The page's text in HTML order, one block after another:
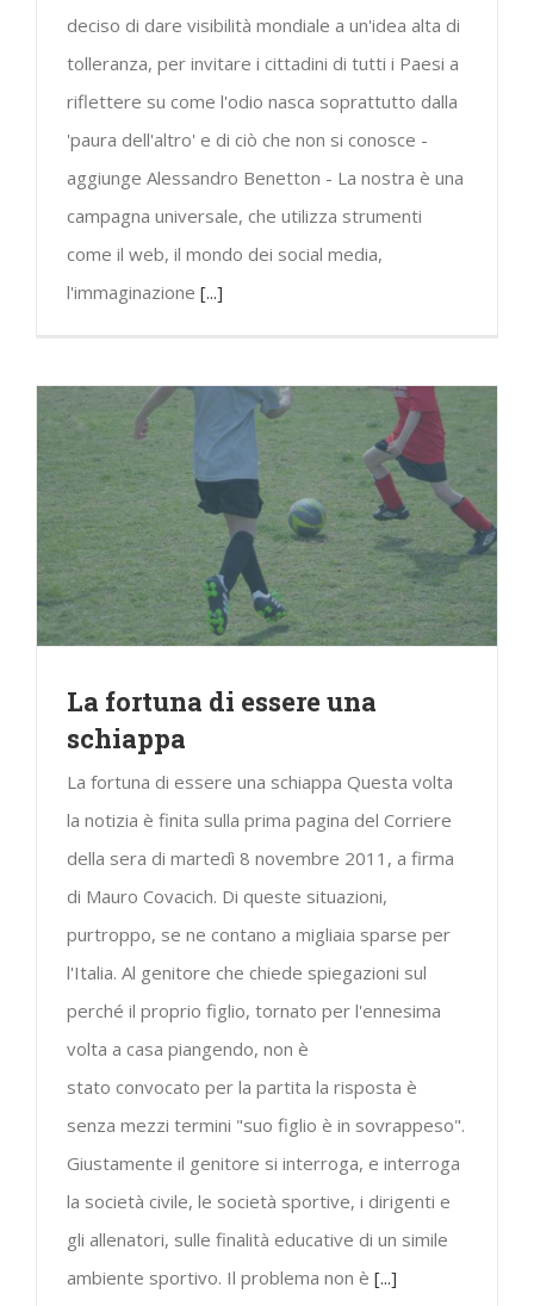
deciso di dare visibilità mondiale a un'idea alta di
tolleranza, per invitare i cittadini di tutti i Paesi a
riflettere su come l'odio nasca soprattutto dalla
'paura dell'altro' e di ciò che non si conosce -
aggiunge Alessandro Benetton - La nostra è una
campagna universale, che utilizza strumenti
come il web, il mondo dei social media,
l'immaginazione [...]
La fortuna di essere una
schiappa
La fortuna di essere una schiappa Questa volta
la notizia è finita sulla prima pagina del Corriere
della sera di martedì 8 novembre 2011, a firma
di Mauro Covacich. Di queste situazioni,
purtroppo, se ne contano a migliaia sparse per
l'Italia. Al genitore che chiede spiegazioni sul
perché il proprio figlio, tornato per l'ennesima
volta a casa piangendo, non è
stato convocato per la partita la risposta è
senza mezzi termini "suo figlio è in sovrappeso".
Giustamente il genitore si interroga, e interroga
la società civile, le società sportive, i dirigenti e
gli allenatori, sulle finalità educative di un simile
ambiente sportivo. Il problema non è [...]